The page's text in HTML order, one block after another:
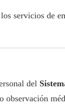
servicios de
del
observación